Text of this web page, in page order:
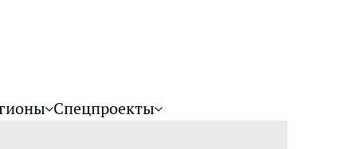
Спецпроекты